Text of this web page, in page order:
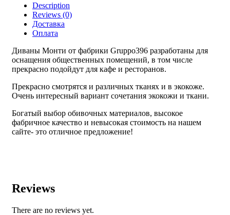
Description
Reviews (0)
Доставка
Оплата
Диваны Монти от фабрики Gruppo396 разработаны для
оснащения общественных помещений, в том числе
прекрасно подойдут для кафе и ресторанов.
Прекрасно смотрятся и различных тканях и в экокоже.
Очень интересный вариант сочетания экокожи и ткани.
Богатый выбор обивочных материалов, высокое
фабричное качество и невысокая стоимость на нашем
сайте- это отличное предложение!
Reviews
There are no reviews yet.